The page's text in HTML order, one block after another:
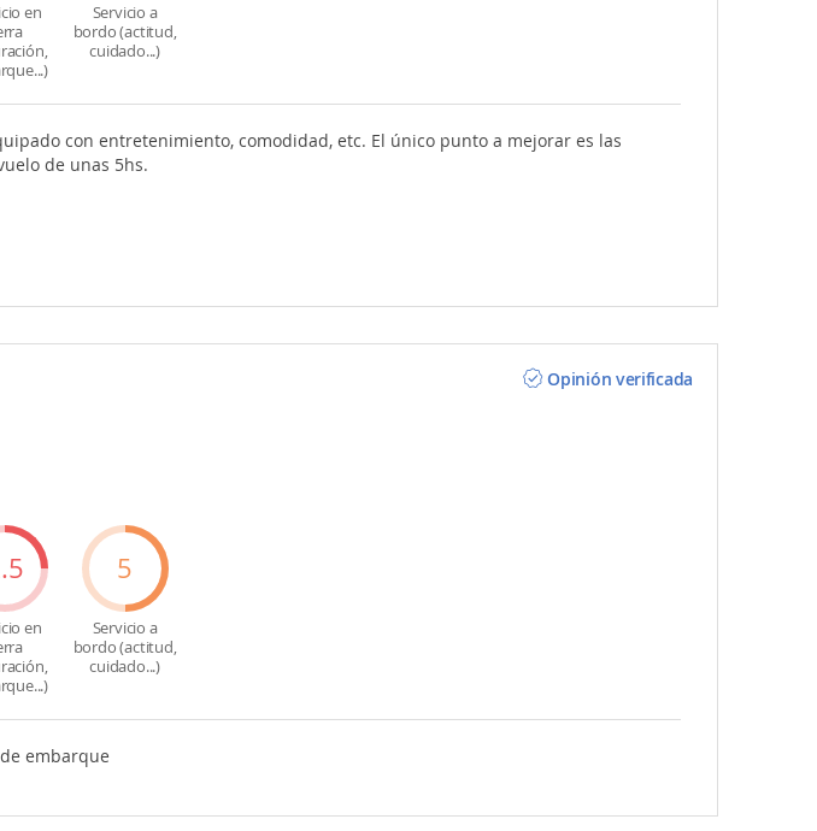
en
Servicio a
bordo (actitud,
cuidado...)
con entretenimiento, comodidad, etc. El único punto a mejorar es las
de unas 5hs.
Opinión verificada
en
5
Servicio a
bordo (actitud,
cuidado...)
embarque